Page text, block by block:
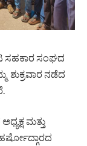
ಸಹಕಾರ ಸಂಘದ
ಶುಕ್ರವಾರ ನಡೆದ
ಮತ್ತು